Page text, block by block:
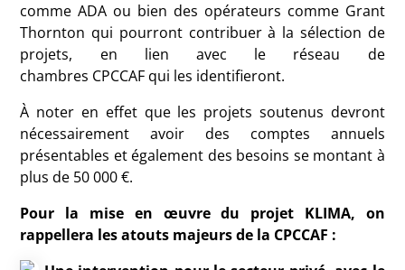
comme ADA ou bien des opérateurs comme Grant
Thornton qui pourront contribuer à la sélection de
projets, en lien avec le réseau de
chambres CPCCAF qui les identifieront.
À noter en effet que les projets soutenus devront
nécessairement avoir des comptes annuels
présentables et également des besoins se montant à
plus de 50 000 €.
Pour la mise en œuvre du projet KLIMA, on
rappellera les atouts majeurs de la CPCCAF :